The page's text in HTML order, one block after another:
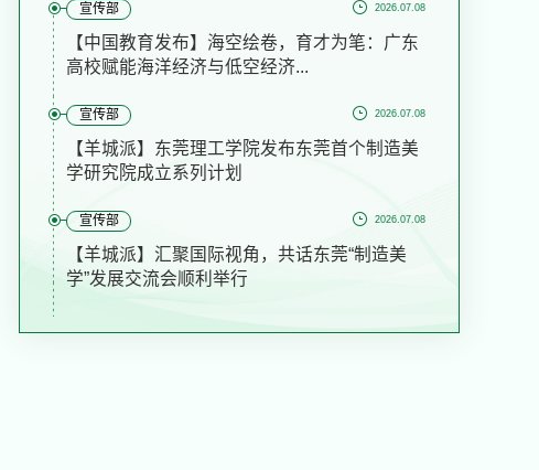
宣传部 2026.07.08
【中国教育发布】海空绘卷，育才为笔：广东
高校赋能海洋经济与低空经济...
宣传部 2026.07.08
【羊城派】东莞理工学院发布东莞首个制造美
学研究院成立系列计划
宣传部 2026.07.08
【羊城派】汇聚国际视角，共话东莞“制造美
学”发展交流会顺利举行